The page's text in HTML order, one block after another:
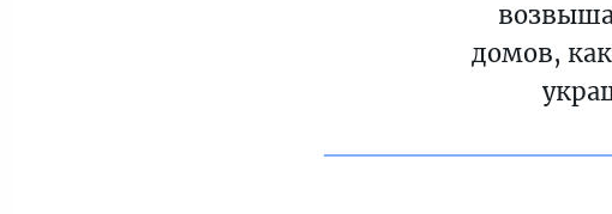
домов,